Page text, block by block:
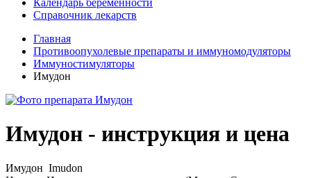
Календарь беременности
Справочник лекарств
Главная
Противоопухолевые препараты и иммуномодуляторы
Иммуноcтимуляторы
Имудон
Имудон - инструкция и цена
Имудон Imudon